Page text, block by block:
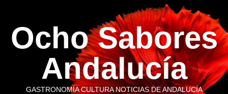
contenido
Ocho Sabores
Andalucía
GASTRONOMÍA CULTURA NOTICIAS DE ANDALUCÍA